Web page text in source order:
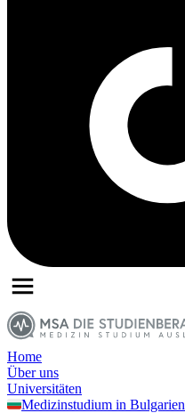
Home
Über uns
Universitäten
Medizinstudium in Bulgarien